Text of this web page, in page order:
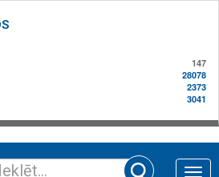
147
28078
2373
3041
Toggle